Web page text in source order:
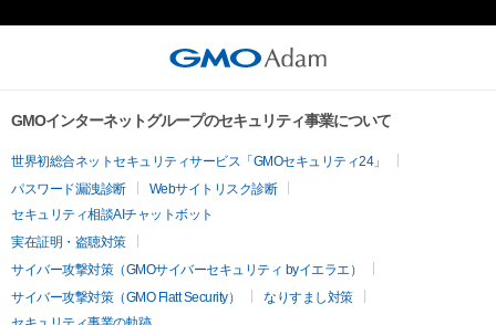
GMOインターネットグループのセキュリティ事業について
世界初総合ネットセキュリティサービス「GMOセキュリティ24」
パスワード漏洩診断
Webサイトリスク診断
セキュリティ相談AIチャットボット
実在証明・盗聴対策
サイバー攻撃対策（GMOサイバーセキュリティ byイエラエ）
サイバー攻撃対策（GMO Flatt Security）
なりすまし対策